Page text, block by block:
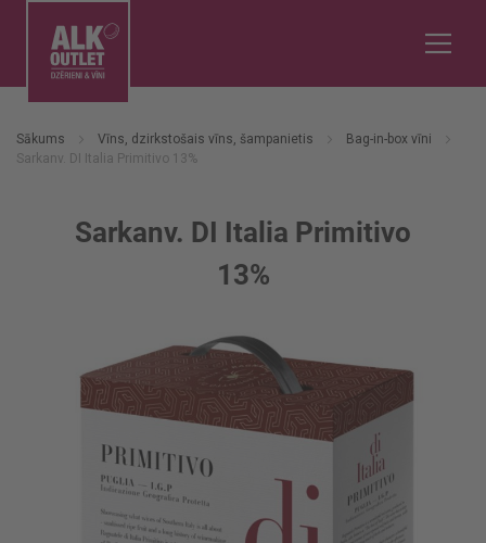
Sākums Vīns, dzirkstošais vīns, šampanietis
Bag-in-box vīni
Sarkanv. DI Italia Primitivo 13%
Sarkanv. DI Italia Primitivo
13%
galerijas